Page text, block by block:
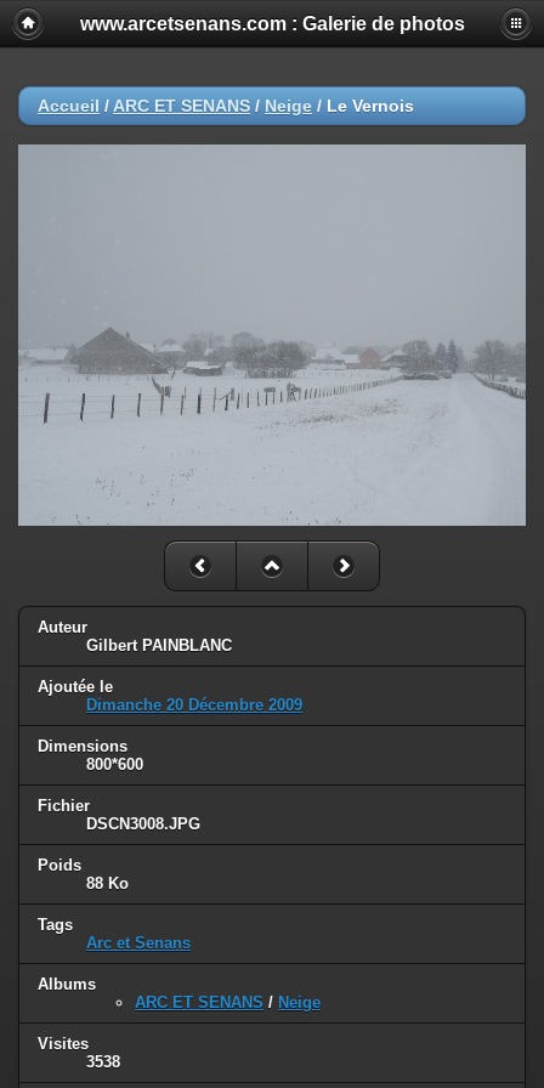
www.arcetsenans.com : Galerie de photos
Accueil / ARC ET SENANS / Neige / Le Vernois
Auteur
Gilbert PAINBLANC
Ajoutée le
Dimanche 20 Décembre 2009
Dimensions
800*600
Fichier
DSCN3008.JPG
Poids
88 Ko
Tags
Arc et Senans
Albums
ARC ET SENANS / Neige
Visites
3538